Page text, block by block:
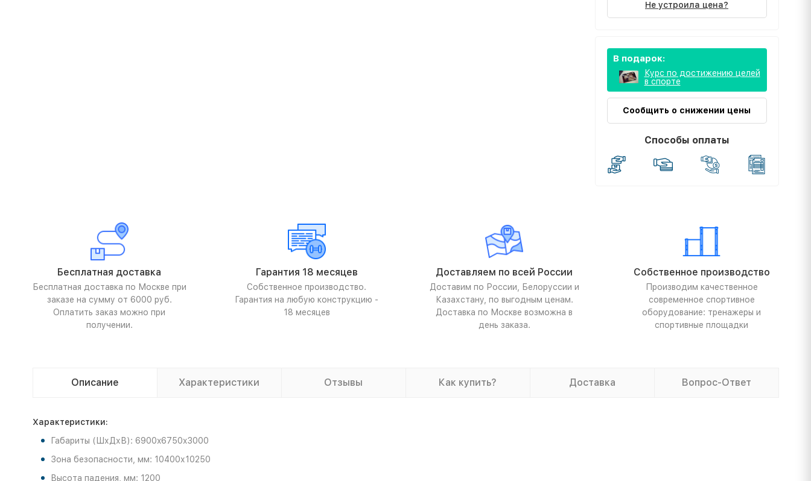
Не устроила цена?
В подарок:
Курс по достижению целей
в спорте
Сообщить о снижении цены
Способы оплаты
Бесплатная доставка
Бесплатная доставка по Москве при
заказе на сумму от 6000 руб.
Оплатить заказ можно при
получении.
Гарантия 18 месяцев
Собственное производство.
Гарантия на любую конструкцию -
18 месяцев
Доставляем по всей России
Доставим по России, Белоруссии и
Казахстану, по выгодным ценам.
Доставка по Москве возможна в
день заказа.
Собственное производство
Производим качественное
современное спортивное
оборудование: тренажеры и
спортивные площадки
Описание Характеристики Отзывы Как купить? Доставка Вопрос-Ответ
Характеристики:
Габариты (ШхДхВ): 6900x6750x3000
Зона безопасности, мм: 10400х10250
Высота падения, мм: 1200